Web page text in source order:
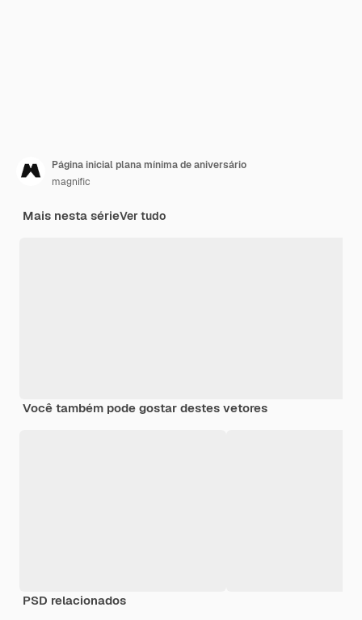
Página inicial plana mínima de aniversário
magnific
Mais nesta sérieVer tudo
Você também pode gostar destes vetores
PSD relacionados